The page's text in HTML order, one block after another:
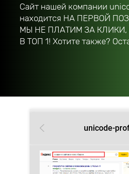
Сайт нашей компании
находится НА ПЕРВОЙ
МЫ НЕ ПЛАТИМ ЗА
В ТОП 1! Хотите также?
unicode-